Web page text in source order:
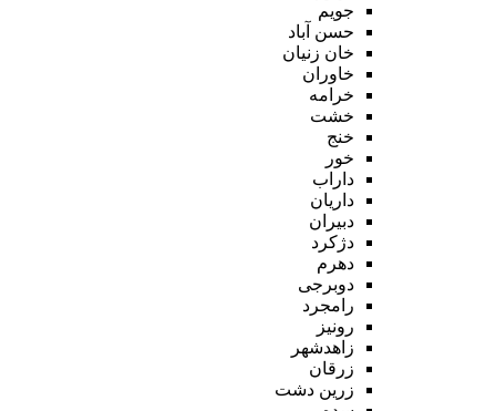
جویم
حسن آباد
خان زنیان
خاوران
خرامه
خشت
خنج
خور
داراب
داریان
دبیران
دژکرد
دهرم
دوبرجی
رامجرد
رونیز
زاهدشهر
زرقان
زرین دشت